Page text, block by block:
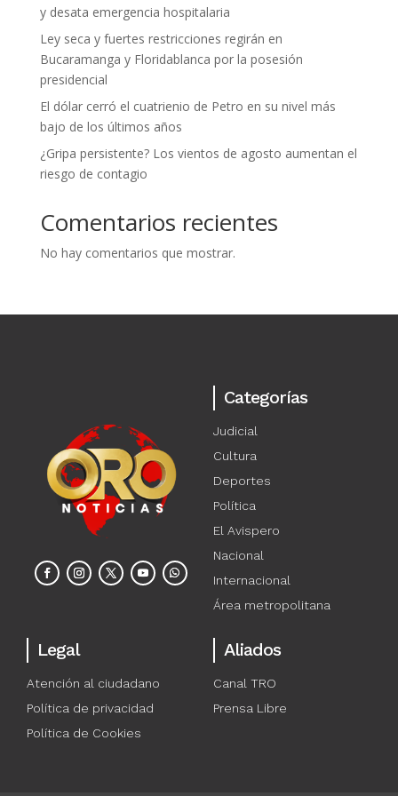
y desata emergencia hospitalaria
Ley seca y fuertes restricciones regirán en
Bucaramanga y Floridablanca por la posesión
presidencial
El dólar cerró el cuatrienio de Petro en su nivel más
bajo de los últimos años
¿Gripa persistente? Los vientos de agosto aumentan el
riesgo de contagio
Comentarios recientes
No hay comentarios que mostrar.
Categorías
Judicial
Cultura
Deportes
Política
El Avispero
Nacional
Internacional
Área metropolitana
Legal
Atención al ciudadano
Política de privacidad
Política de Cookies
Aliados
Canal TRO
Prensa Libre